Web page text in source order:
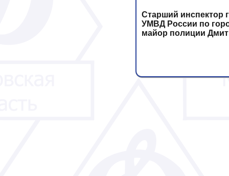
Старший инспектор
УМВД России по
майор полиции